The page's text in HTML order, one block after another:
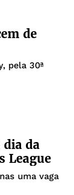
de
pela 30ª
da
League
uma vaga